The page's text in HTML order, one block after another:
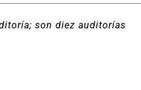
son diez auditorías